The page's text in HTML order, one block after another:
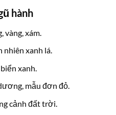
hành
vàng, xám.
nhiên xanh lá.
xanh.
mẫu đơn đỏ.
cảnh đất trời.